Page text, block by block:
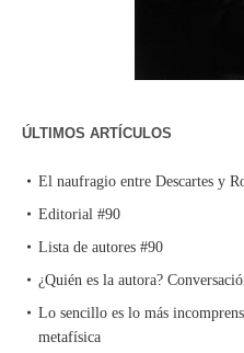
ÚLTIMOS ARTÍCULOS
El naufragio entre Descartes y
Editorial #90
Lista de autores #90
¿Quién es la autora?
Lo sencillo es lo más
metafísica